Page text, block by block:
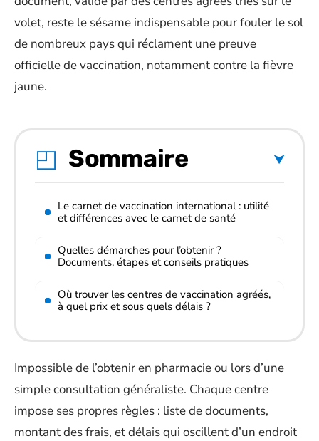
volet, reste le sésame indispensable pour fouler le sol
de nombreux pays qui réclament une preuve
officielle de vaccination, notamment contre la fièvre
jaune.
Sommaire
Le carnet de vaccination international : utilité
et différences avec le carnet de santé
Quelles démarches pour l’obtenir ?
Documents, étapes et conseils pratiques
Où trouver les centres de vaccination agréés,
à quel prix et sous quels délais ?
Impossible de l’obtenir en pharmacie ou lors d’une
simple consultation généraliste. Chaque centre
impose ses propres règles : liste de documents,
montant des frais, et délais qui oscillent d’un endroit